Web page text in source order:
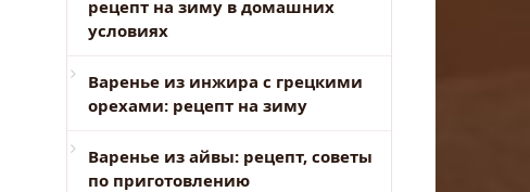
рецепт на зиму в домашних
условиях
Варенье из инжира с грецкими
орехами: рецепт на зиму
Варенье из айвы: рецепт, советы
по приготовлению